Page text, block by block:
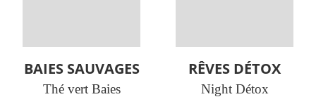
BAIES SAUVAGES
Thé vert Baies
RÊVES DÉTOX
Night Détox